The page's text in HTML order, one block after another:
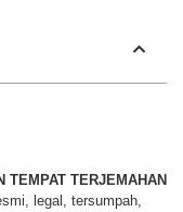
TEMPAT TERJEMAHAN
legal, tersumpah,